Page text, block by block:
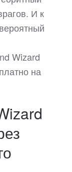
И к
Wizard
на